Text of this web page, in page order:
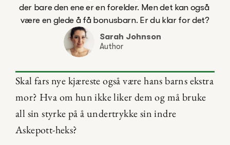
der bare den ene er en forelder. Men det kan også
være en glede å få bonusbarn. Er du klar for det?
Sarah Johnson
Author
Skal fars nye kjæreste også være hans barns ekstra
mor? Hva om hun ikke liker dem og må bruke
all sin styrke på å undertrykke sin indre
Askepott-heks?